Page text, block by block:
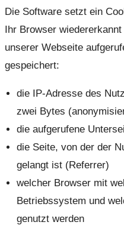
Die Software setzt ein
Ihr Browser
unserer Webseite
gespeichert:
die IP-Adresse des
zwei Bytes
die aufgerufene
die Seite, von der der
gelangt ist (Referrer)
welcher Browser mit
Betriebssystem und
genutzt werden